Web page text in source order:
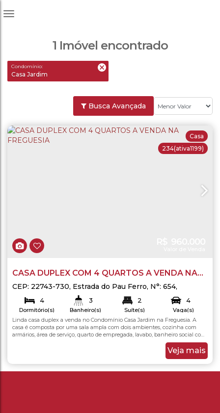
1 Imóvel encontrado
Condomínio:
Casa Jardim
Busca Avançada
234(ativa1199)
Casa
CASA DUPLEX COM 4 QUARTOS A VENDA NA
FREGUESIA
CEP: 22743-730, Estrada do Pau Ferro, N°: 654,
Freguesia (Jacarepaguá)
Janeiro ,Brasil
4
Dormitório(s)
3
Banheiro(s)
2
Suíte(s)
Total:119.00 m²
4
Vaga(s)
Útil:119.00m²
Linda casa duplex a venda no Condomínio Casa Jardim na Freguesia. A
casa é composta por uma sala ampla com dois ambientes, cozinha com
armários, área de serviço, quarto de empregada, lavabo, banheiro social com
blindex, quatro quartos com duas suítes com varanda, um dos quartos
transformado em escritório e um ótimo quintal ajardinado. Com direito a 4
Veja mais